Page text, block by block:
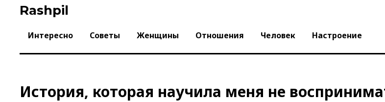
Rashpil
Интересно Советы Женщины Отношения Человек Настроение
История, которая научила меня не